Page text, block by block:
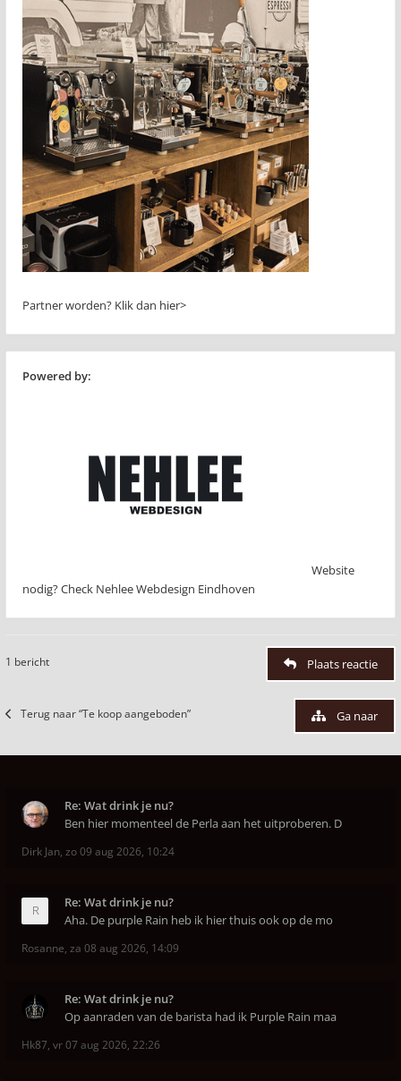
Partner worden? Klik dan hier>
Powered by:
Website
nodig? Check Nehlee Webdesign Eindhoven
1 bericht Plaats reactie
Terug naar “Te koop aangeboden” Ga naar
Re: Wat drink je nu?
Ben hier momenteel de Perla aan het uitproberen. D
Dirk Jan, zo 09 aug 2026, 10:24
Re: Wat drink je nu?
Aha. De purple Rain heb ik hier thuis ook op de mo
Rosanne, za 08 aug 2026, 14:09
Re: Wat drink je nu?
Op aanraden van de barista had ik Purple Rain maa
Hk87, vr 07 aug 2026, 22:26